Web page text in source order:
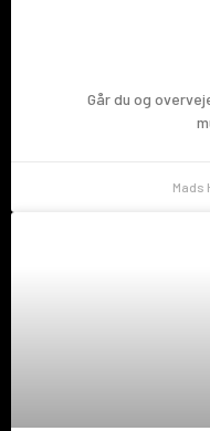
Går du og
Mads